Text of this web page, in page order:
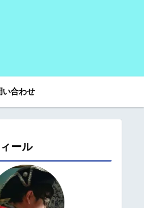
い合わせ
ール